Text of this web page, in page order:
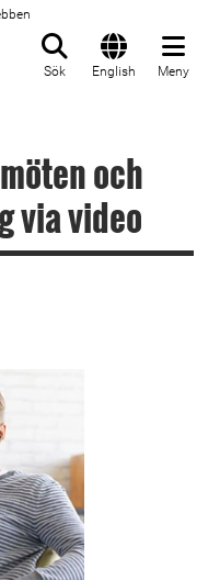
Sök English Meny
och
via video